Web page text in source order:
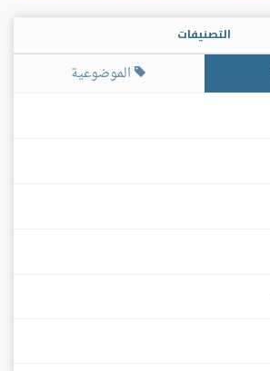
التصنيفات
الموضوعية